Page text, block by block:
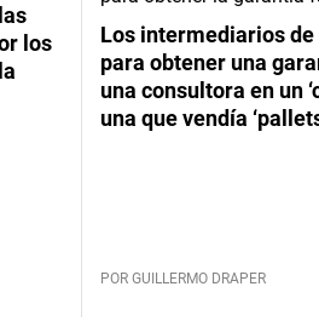
los
Los intermediarios de
para obtener una
una consultora en un
una que vendía
POR GUILLERMO DRAPER